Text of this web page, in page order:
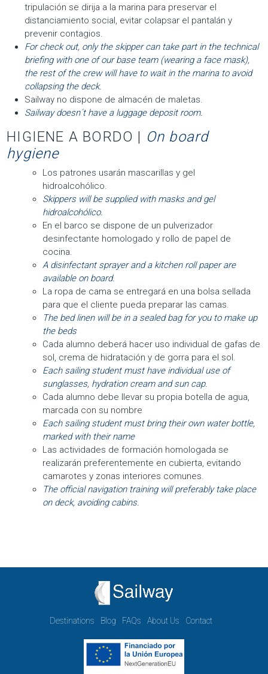
tripulación se dirija a la marina para preservar el
distanciamiento social, evitar colapsar el pantalán y
prevenir contagios.
For check out, only the skipper can take part in the technical
briefing with one of our base team (wearing a face mask),
the rest of the crew will have to wait in the marina to avoid
collapsing the deck.
Sailway no dispone de almacén de maletas.
Sailway doesn´t have a luggage deposit room.
HIGIENE A BORDO | On board
hygiene
Los patrones usarán mascarillas y gel
hidroalcohólico.
Skippers will be supplied with masks and gel
hidroalcohólico.
En el barco se dispone de un pulverizador
desinfectante homologado y rollo de papel de
cocina.
A disinfectant sprayer and a kitchen roll paper are
available on board.
La ropa de cama se entregará en una bolsa sellada
para que el cliente pueda preparar las camas.
The bed linen will be in a sealed bag for you to make up
the beds
Cada alumno deberá hacer uso individual de gafas de
sol, crema de hidratación y de gorra para el sol.
Each sailing student must have individual use of
sunglasses, hydration cream and sun cap.
Cada alumno debe llevar su propia botella de agua,
marcada con su nombre
Each sailing student must bring their own water bottle,
marked with their name
Las actividades de formación homologada se
realizarán preferentemente en cubierta, evitando
camarotes y zonas interiores comunes.
The official navigation training will preferably take place
on deck, avoiding cabins.
Destinations Blog FAQs About Us Contact